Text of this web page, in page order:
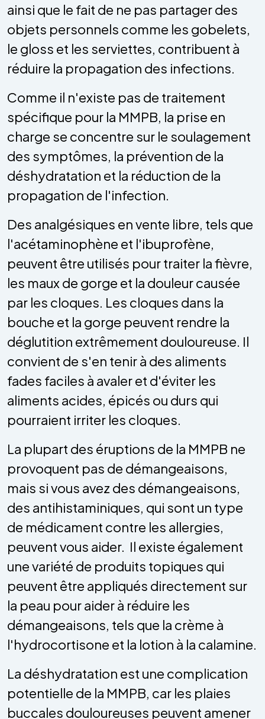
ainsi que le fait de ne pas partager des
objets personnels comme les gobelets,
le gloss et les serviettes, contribuent à
réduire la propagation des infections.
Comme il n'existe pas de traitement
spécifique pour la MMPB, la prise en
charge se concentre sur le soulagement
des symptômes, la prévention de la
déshydratation et la réduction de la
propagation de l'infection.
Des analgésiques en vente libre, tels que
l'acétaminophène et l'ibuprofène,
peuvent être utilisés pour traiter la fièvre,
les maux de gorge et la douleur causée
par les cloques. Les cloques dans la
bouche et la gorge peuvent rendre la
déglutition extrêmement douloureuse. Il
convient de s'en tenir à des aliments
fades faciles à avaler et d'éviter les
aliments acides, épicés ou durs qui
pourraient irriter les cloques.
La plupart des éruptions de la MMPB ne
provoquent pas de démangeaisons,
mais si vous avez des démangeaisons,
des antihistaminiques, qui sont un type
de médicament contre les allergies,
peuvent vous aider. Il existe également
une variété de produits topiques qui
peuvent être appliqués directement sur
la peau pour aider à réduire les
démangeaisons, tels que la crème à
l'hydrocortisone et la lotion à la calamine.
La déshydratation est une complication
potentielle de la MMPB, car les plaies
buccales douloureuses peuvent amener